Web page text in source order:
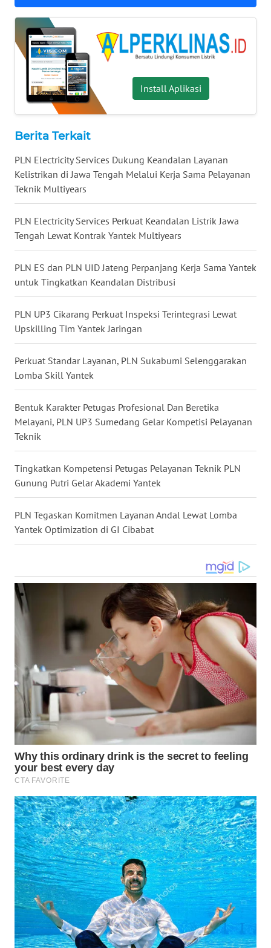
Install Aplikasi
Berita Terkait
PLN Electricity Services Dukung Keandalan Layanan
Kelistrikan di Jawa Tengah Melalui Kerja Sama Pelayanan
Teknik Multiyears
PLN Electricity Services Perkuat Keandalan Listrik Jawa
Tengah Lewat Kontrak Yantek Multiyears
PLN ES dan PLN UID Jateng Perpanjang Kerja Sama Yantek
untuk Tingkatkan Keandalan Distribusi
PLN UP3 Cikarang Perkuat Inspeksi Terintegrasi Lewat
Upskilling Tim Yantek Jaringan
Perkuat Standar Layanan, PLN Sukabumi Selenggarakan
Lomba Skill Yantek
Bentuk Karakter Petugas Profesional Dan Beretika
Melayani, PLN UP3 Sumedang Gelar Kompetisi Pelayanan
Teknik
Tingkatkan Kompetensi Petugas Pelayanan Teknik PLN
Gunung Putri Gelar Akademi Yantek
PLN Tegaskan Komitmen Layanan Andal Lewat Lomba
Yantek Optimization di GI Cibabat
WN
TAPANULI
SELATAN
WN
TANJUNG
LESUNG
WN
KARO
WN
SIMALUNGUN
WN
LABUHANBATU
WN
TAPANULI
TENGAH
WN DELI
SERDANG
WN
TEBING
TINGGI
WN
PAKPAK
WN
KARAWANG
WN
BEKASI
DEPOK
UTARA
WN
SAMOSIR
WN
PADANG
LAWAS
WN
SUMEDANG
WN
CIANJUR
WN
KEPULAUAN
SERIBU